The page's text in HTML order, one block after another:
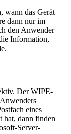
wann das Gerät
dann nur im
den Anwender
Information,
Der WIPE-
eines
hat, dann finden
Server-